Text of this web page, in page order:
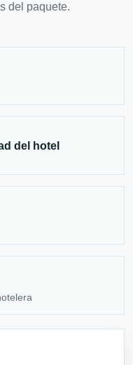
del paquete.
del hotel